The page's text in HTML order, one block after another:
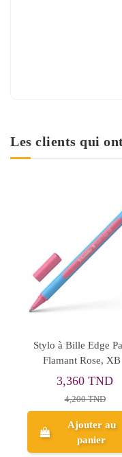
Les clients qui
Stylo à Bille Edge
Flamant Rose,
Schneider
3,360 TND
4,200 TND
Ajouter au
panier